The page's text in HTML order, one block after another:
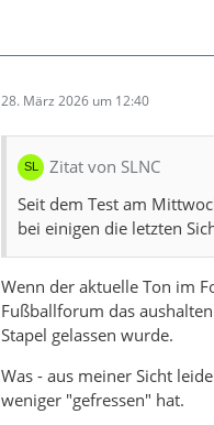
28. März 2026 um 12:40
Zitat von SLNC
Seit dem Test am
bei einigen die letzten
Wenn der aktuelle Ton im
Fußballforum das
Stapel gelassen wurde.
Was - aus meiner Sicht
weniger "gefressen" hat.